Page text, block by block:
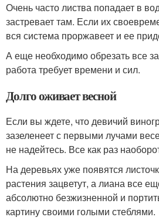
Очень часто листва попадает в
застревает там. Если их
вся система проржавеет и ее
А еще необходимо обрезать все
работа требует времени и сил.
Долго оживает весной
Если вы ждете, что девичий
зазеленеет с первыми лучами
не надейтесь. Все как раз
На деревьях уже появятся
растения зацветут, а лиана все
абсолютно безжизненной и
картину своими голыми стеблями.